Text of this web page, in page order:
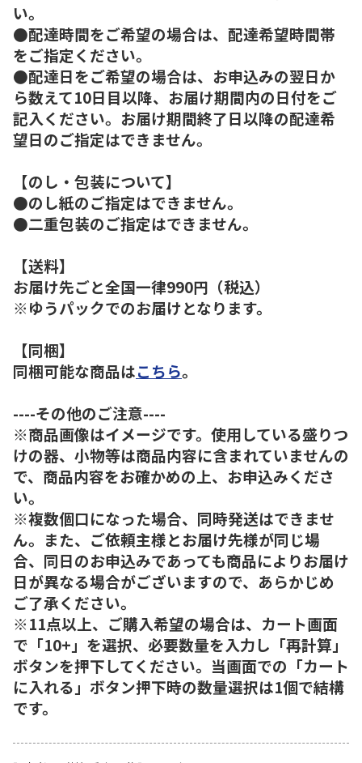
い。
●配達時間をご希望の場合は、配達希望時間帯
をご指定ください。
●配達日をご希望の場合は、お申込みの翌日か
ら数えて10日目以降、お届け期間内の日付をご
記入ください。お届け期間終了日以降の配達希
望日のご指定はできません。
【のし・包装について】
●のし紙のご指定はできません。
●二重包装のご指定はできません。
【送料】
お届け先ごと全国一律990円（税込）
※ゆうパックでのお届けとなります。
【同梱】
同梱可能な商品はこちら。
----その他のご注意----
※商品画像はイメージです。使用している盛りつ
けの器、小物等は商品内容に含まれていませんの
で、商品内容をお確かめの上、お申込みくださ
い。
※複数個口になった場合、同時発送はできませ
ん。また、ご依頼主様とお届け先様が同じ場
合、同日のお申込みであっても商品によりお届け
日が異なる場合がございますので、あらかじめ
ご了承ください。
※11点以上、ご購入希望の場合は、カート画面
で「10+」を選択、必要数量を入力し「再計算」
ボタンを押下してください。当画面での「カート
に入れる」ボタン押下時の数量選択は1個で結構
です。